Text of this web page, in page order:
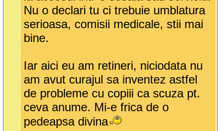
Nu o declari tu ci trebuie umblatura
serioasa, comisii medicale, stii mai
bine.
Iar aici eu am retineri, niciodata nu
am avut curajul sa inventez astfel
de probleme cu copiii ca scuza pt.
ceva anume. Mi-e frica de o
pedeapsa divina